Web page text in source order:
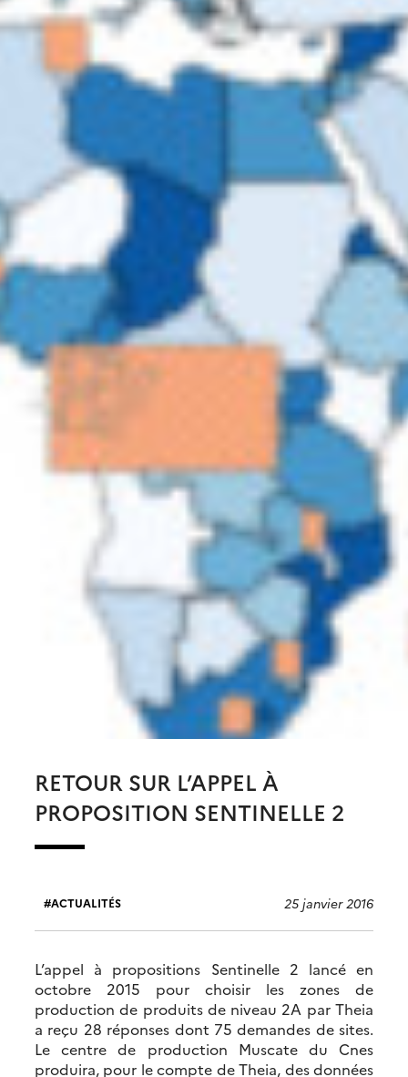
RETOUR SUR L’APPEL À
PROPOSITION SENTINELLE 2
ACTUALITÉS 25 janvier 2016
L’appel à propositions Sentinelle 2 lancé en
octobre 2015 pour choisir les zones de
production de produits de niveau 2A par Theia
a reçu 28 réponses dont 75 demandes de sites.
Le centre de production Muscate du Cnes
produira, pour le compte de Theia, des données